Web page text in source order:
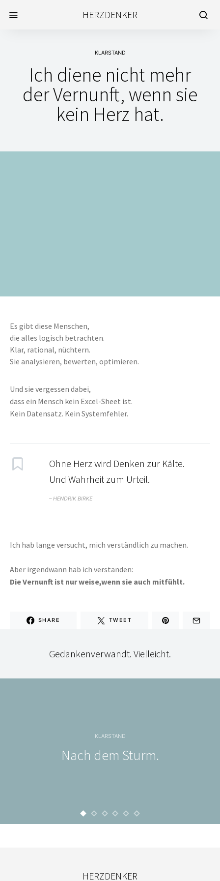
HERZDENKER
KLARSTAND
Ich diene nicht mehr
der Vernunft, wenn sie
kein Herz hat.
Es gibt diese Menschen,
die alles logisch betrachten.
Klar, rational, nüchtern.
Sie analysieren, bewerten, optimieren.
Und sie vergessen dabei,
dass ein Mensch kein Excel-Sheet ist.
Kein Datensatz. Kein Systemfehler.
Ohne Herz wird Denken zur Kälte.
Und Wahrheit zum Urteil.
– HENDRIK BIRKE
Ich hab lange versucht, mich verständlich zu machen.
Aber irgendwann hab ich verstanden:
Die Vernunft ist nur weise,wenn sie auch mitfühlt.
SHARE TWEET
Gedankenverwandt. Vielleicht.
KLARSTAND
Nach dem Sturm.
HERZDENKER